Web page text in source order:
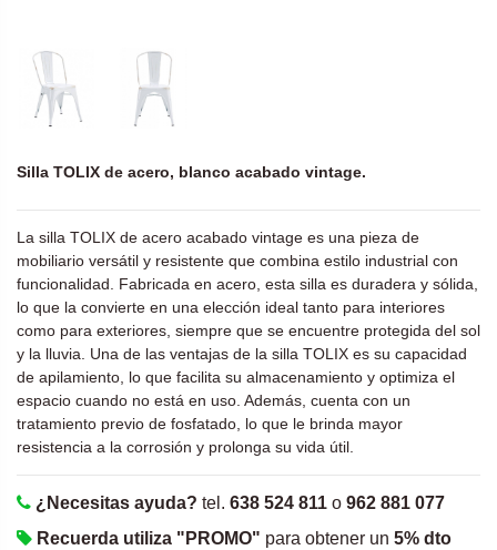
Silla TOLIX de acero, blanco acabado vintage.
La silla TOLIX de acero acabado vintage es una pieza de
mobiliario versátil y resistente que combina estilo industrial con
funcionalidad. Fabricada en acero, esta silla es duradera y sólida,
lo que la convierte en una elección ideal tanto para interiores
como para exteriores, siempre que se encuentre protegida del sol
y la lluvia. Una de las ventajas de la silla TOLIX es su capacidad
de apilamiento, lo que facilita su almacenamiento y optimiza el
espacio cuando no está en uso. Además, cuenta con un
tratamiento previo de fosfatado, lo que le brinda mayor
resistencia a la corrosión y prolonga su vida útil.
¿Necesitas ayuda? tel. 638 524 811 o 962 881 077
Recuerda utiliza "PROMO" para obtener un 5% dto